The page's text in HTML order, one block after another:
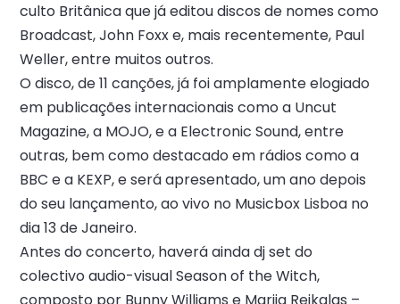
culto Britânica que já editou discos de nomes como
Broadcast, John Foxx e, mais recentemente, Paul
Weller, entre muitos outros.
O disco, de 11 canções, já foi amplamente elogiado
em publicações internacionais como a Uncut
Magazine, a MOJO, e a Electronic Sound, entre
outras, bem como destacado em rádios como a
BBC e a KEXP, e será apresentado, um ano depois
do seu lançamento, ao vivo no Musicbox Lisboa no
dia 13 de Janeiro.
Antes do concerto, haverá ainda dj set do
colectivo audio-visual Season of the Witch,